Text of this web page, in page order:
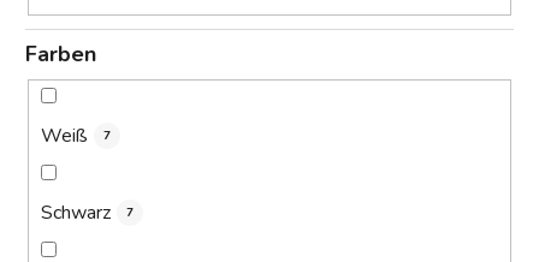
Farben
Weiß 7
Schwarz 7